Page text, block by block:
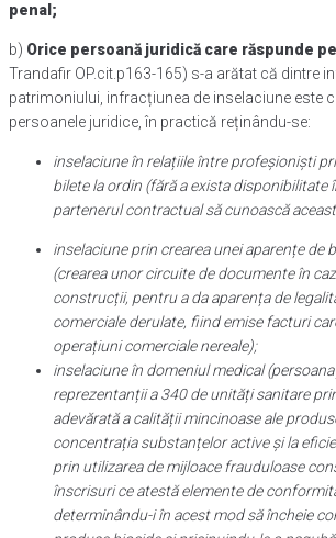
penal;
b) Orice persoană juridică care răspunde
Trandafir OP.cit.p163-165) s-a arătat că dintre
patrimoniului, infracțiunea de inselaciune este
persoanele juridice, în practică reținându-se:
inselaciune în relațiile între profeșioniști
bilete la ordin (fără a exista disponibilitate
partenerul contractual să cunoască
inselaciune prin crearea unei aparențe de
(crearea unor circuite de documente în
construcții, pentru a da aparența de
comerciale derulate, fiind emise facturi
operațiuni comerciale nereale);
inselaciune în domeniul medical
reprezentanții a 340 de unități sanitare
adevărată a calității mincinoase ale
concentrația substanțelor active și la
prin utilizarea de mijloace frauduloase
înscrisuri ce atestă elemente de
determinându-i în acest mod să încheie